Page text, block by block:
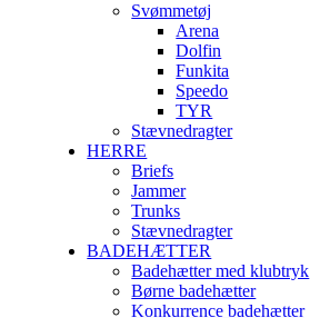
Svømmetøj
Arena
Dolfin
Funkita
Speedo
TYR
Stævnedragter
HERRE
Briefs
Jammer
Trunks
Stævnedragter
BADEHÆTTER
Badehætter med klubtryk
Børne badehætter
Konkurrence badehætter